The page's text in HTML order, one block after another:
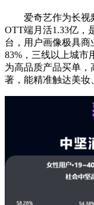
爱奇艺作为长视
OTT端月活1.33亿，
台，用户画像极具商
83%，三线以上城市
为高品质产品买单，
著，能精准触达美妆